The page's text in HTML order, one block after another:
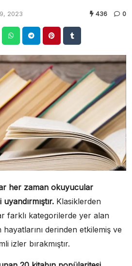
2023 436 0
her zaman okuyucular
Klasiklerden
farklı kategorilerde yer alan
derinden etkilemiş ve
izler bırakmıştır.